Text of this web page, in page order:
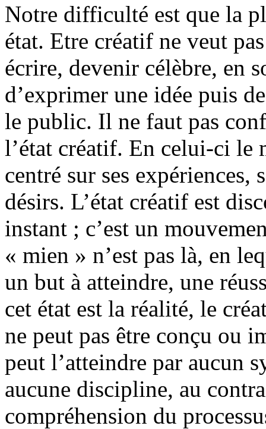
Notre difficulté est que la
état. Etre créatif ne veut
écrire, devenir célèbre, en
d’exprimer une idée puis
le public. Il ne faut pas
l’état créatif. En celui-ci le
centré sur ses expériences,
désirs. L’état créatif est
instant ; c’est un
« mien » n’est pas là, en
un but à atteindre, une
cet état est la réalité, le
ne peut pas être conçu ou
peut l’atteindre par aucun
aucune discipline, au
compréhension du